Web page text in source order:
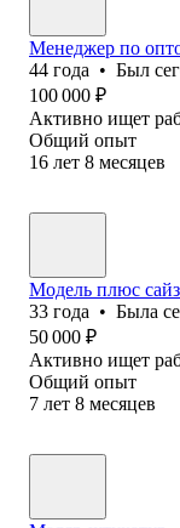
Менеджер по
44 года • Был
100 000 ₽
Активно ищет
Общий опыт
16 лет 8 месяцев
Модель плюс
33 года • Была
50 000 ₽
Активно ищет
Общий опыт
7 лет 8 месяцев